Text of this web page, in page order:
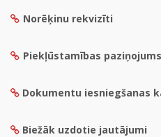
Norēķinu rekvizīti
Piekļūstamības paziņojums
Dokumentu iesniegšanas
Biežāk uzdotie jautājumi